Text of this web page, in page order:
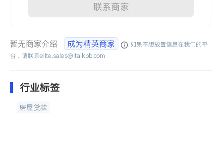
联系商家
暂无商家介绍 成为精英商家
如果不想放置信息在我们的平
台，请联系elite.sales@italkbb.com
行业标签
房屋贷款